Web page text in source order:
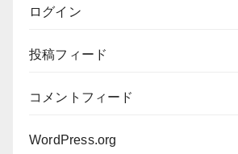
ログイン
投稿フィード
コメントフィード
WordPress.org